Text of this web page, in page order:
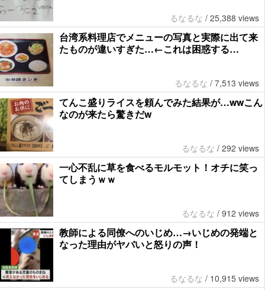
るなるな / 25,388 views
台湾系料理店でメニューの写真と実際に出て来
たものが違いすぎた…←これは困惑する…
るなるな / 7,513 views
てんこ盛りライスを頼んでみた結果が…wwこん
なのが来たら驚きだw
るなるな / 292 views
一心不乱に草を食べるモルモット！オチに笑っ
てしまうｗｗ
るなるな / 912 views
教師による同僚へのいじめ…→いじめの発端と
なった理由がヤバいと怒りの声！
るなるな / 10,915 views